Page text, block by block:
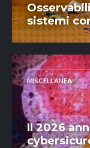
sistemi
MISCELLANEA
Il 2026